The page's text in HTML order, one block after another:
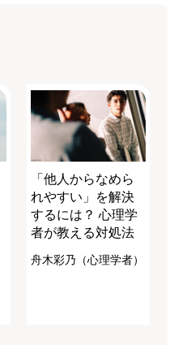
「他人からなめら
れやすい」を解決
するには？ 心理学
者が教える対処法
舟木彩乃（心理学者）